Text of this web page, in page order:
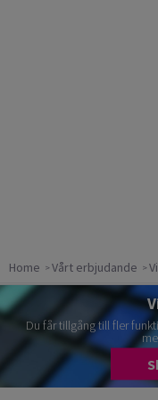
Home Vårt erbjudande
Du får tillgång till fler